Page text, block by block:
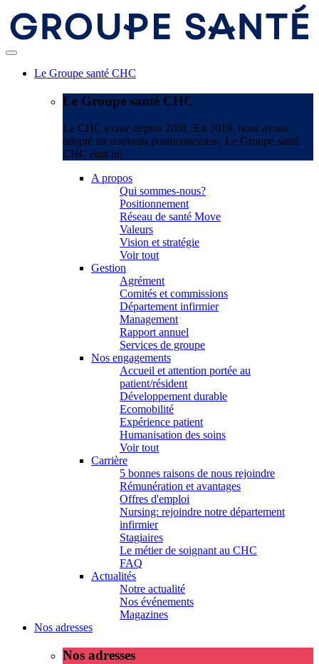
Le Groupe santé CHC
Le Groupe santé CHC
Le CHC existe depuis 2001. En 2019, nous avons
adopté un nouveau positionnement. Le Groupe santé
CHC était né.
A propos
Qui sommes-nous?
Positionnement
Réseau de santé Move
Valeurs
Vision et stratégie
Voir tout
Gestion
Agrément
Comités et commissions
Département infirmier
Management
Rapport annuel
Services de groupe
Nos engagements
Accueil et attention portée au
patient/résident
Développement durable
Ecomobilité
Expérience patient
Humanisation des soins
Voir tout
Carrière
5 bonnes raisons de nous rejoindre
Rémunération et avantages
Offres d'emploi
Nursing: rejoindre notre département
infirmier
Stagiaires
Le métier de soignant au CHC
FAQ
Actualités
Notre actualité
Nos événements
Magazines
Nos adresses
Nos adresses